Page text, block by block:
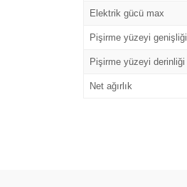
Elektrik gücü max
Pişirme yüzeyi genişliği
Pişirme yüzeyi derinliği
Net ağırlık